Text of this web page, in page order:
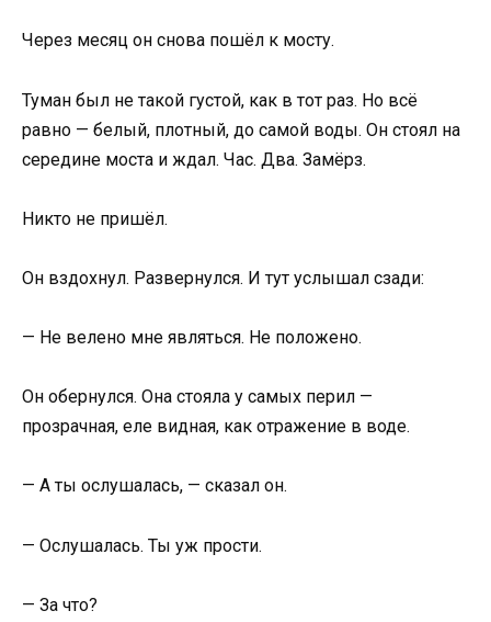
Через месяц он снова пошёл к мосту.
Туман был не такой густой, как в тот раз. Но всё
равно — белый, плотный, до самой воды. Он стоял на
середине моста и ждал. Час. Два. Замёрз.
Никто не пришёл.
Он вздохнул. Развернулся. И тут услышал сзади:
— Не велено мне являться. Не положено.
Он обернулся. Она стояла у самых перил —
прозрачная, еле видная, как отражение в воде.
— А ты ослушалась, — сказал он.
— Ослушалась. Ты уж прости.
— За что?